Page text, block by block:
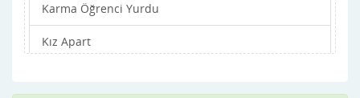
Bayburt
Bilecik
Karma Öğrenci Yurdu
Kız Apart